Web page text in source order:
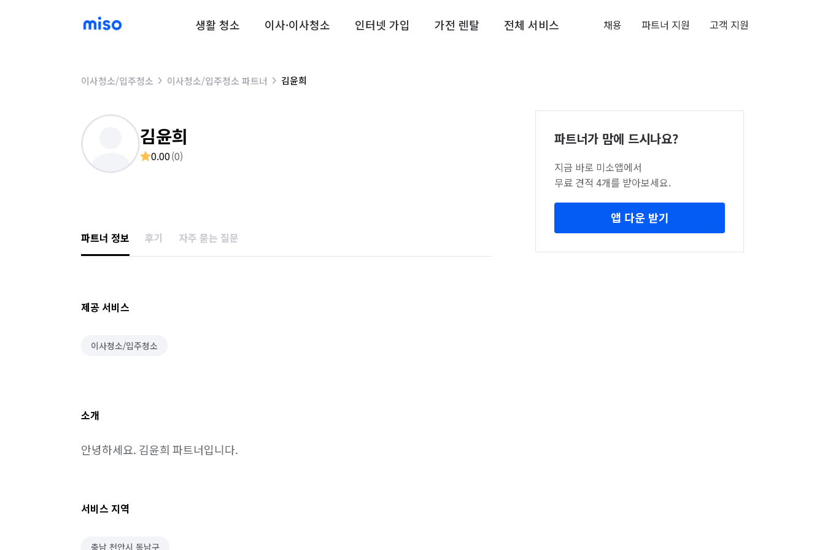
생활 청소 이사·이사청소 인터넷 가입 가전 렌탈 전체 서비스 채용 파트너 지원 고객 지원
이사청소/입주청소 이사청소/입주청소 파트너 김윤희
김윤희
0.00(0)
파트너 정보 후기 자주 묻는 질문
제공 서비스
이사청소/입주청소
소개
안녕하세요. 김윤희 파트너입니다.
서비스 지역
충남 천안시 동남구
파트너가 맘에 드시나요?
지금 바로 미소앱에서
무료 견적 4개를 받아보세요.
앱 다운 받기